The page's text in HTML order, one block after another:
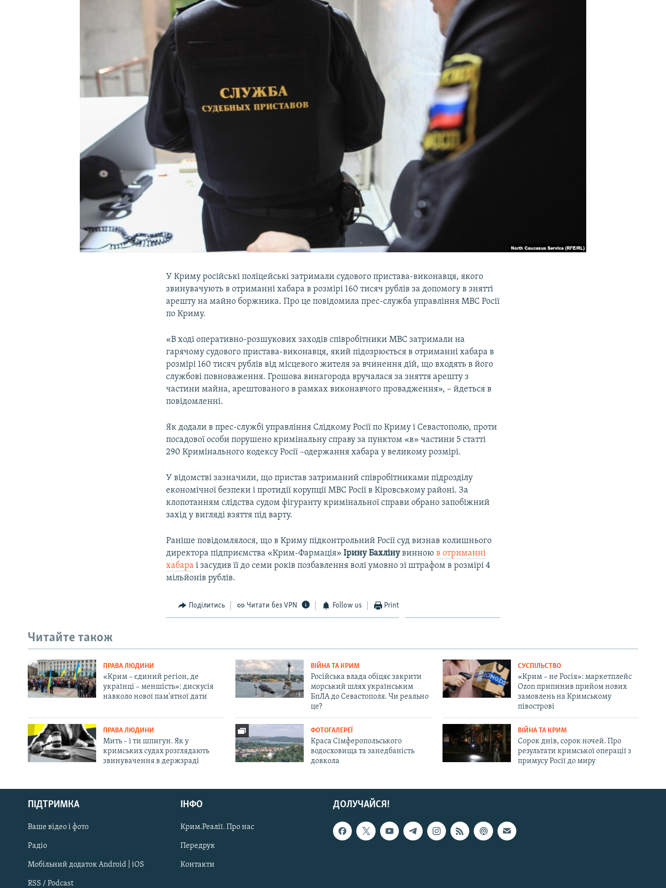
Русский
Qırımtatar
ДОЛУЧАЙСЯ!
У Криму російські поліцейські затримали судового пристава-виконавця, якого
звинувачують в отриманні хабара в розмірі 160 тисяч рублів за допомогу в знятті
арешту на майно боржника. Про це повідомила прес-служба управління МВС Росії
по Криму.
«В ході оперативно-розшукових заходів співробітники МВС затримали на
гарячому судового пристава-виконавця, який підозрюється в отриманні хабара в
розмірі 160 тисяч рублів від місцевого жителя за вчинення дій, що входять в його
службові повноваження. Грошова винагорода вручалася за зняття арешту з
частини майна, арештованого в рамках виконавчого провадження», – йдеться в
повідомленні.
Як додали в прес-службі управління Слідкому Росії по Криму і Севастополю, проти
посадової особи порушено кримінальну справу за пунктом «в» частини 5 статті
290 Кримінального кодексу Росії –одержання хабара у великому розмірі.
У відомстві зазначили, що пристав затриманий співробітниками підрозділу
економічної безпеки і протидії корупції МВС Росії в Кіровському районі. За
клопотанням слідства судом фігуранту кримінальної справи обрано запобіжний
захід у вигляді взяття під варту.
Раніше повідомлялося, що в Криму підконтрольний Росії суд визнав колишнього
директора підприємства «Крим-Фармація» Ірину Бахлінувинноюв отриманні
хабара і засудив її до семи років позбавлення волі умовно зі штрафом в розмірі 4
мільйонів рублів.
Поділитись Читати без VPN Follow us Print
Читайте також
ПРАВА ЛЮДИНИ
«Крим – єдиний регіон, де
українці – меншість»: дискусія
навколо нової пам'ятної дати
ВІЙНА ТА КРИМ
Російська влада обіцяє закрити
морський шлях українським
БпЛА до Севастополя. Чи реально
це?
СУСПІЛЬСТВО
«Крим – не Росія»: маркетплейс
Ozon припинив прийом нових
замовлень на Кримському
півострові
ПРАВА ЛЮДИНИ
Мить – і ти шпигун. Як у
кримських судах розглядають
звинувачення в держзраді
ФОТОГАЛЕРЕЇ
Краса Сімферопольського
водосховища та занедбаність
довкола
ВІЙНА ТА КРИМ
Сорок днів, сорок ночей. Про
результати кримської операції з
примусу Росії до миру
ДОЛУЧАЙСЯ!
ПІДТРИМКА
Ваше відео і фото
Радіо
Мобільний додаток Android | iOS
RSS / Podcast
ІНФО
Крим.Реалії. Про нас
Передрук
Контакти